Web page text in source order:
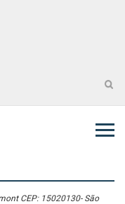
CEP: 15020130- São